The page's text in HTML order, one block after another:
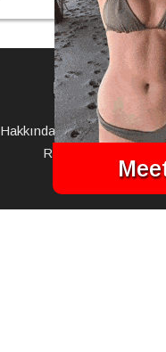
Information:
Hakkında
Reklam Açıklaması
Gizlilik Politikası